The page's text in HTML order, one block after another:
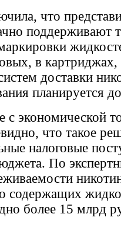
что
поддерживают
маркировки
в картриджах,
доставки
планируется
с экономической
что такое
налоговые
По
содержащих
более 15 млрд